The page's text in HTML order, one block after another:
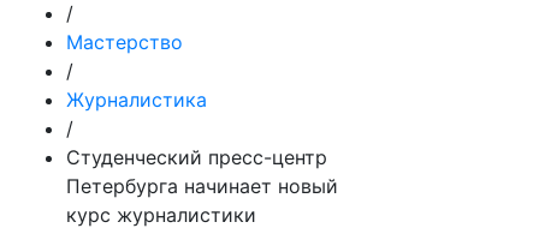
/
Мастерство
/
Журналистика
/
Студенческий пресс-центр
Петербурга начинает новый
курс журналистики